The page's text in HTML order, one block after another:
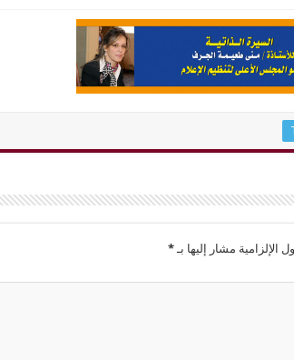
الإلزامية مشار إليها بـ*